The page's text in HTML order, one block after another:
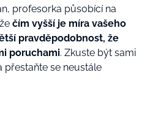
profesorka působící na
čím vyšší je míra vašeho
pravděpodobnost, že
poruchami. Zkuste být sami
přestaňte se neustále